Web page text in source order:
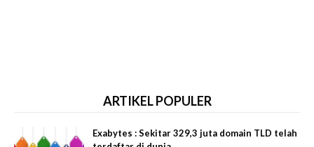
ARTIKEL POPULER
Exabytes : Sekitar 329,3 juta domain TLD telah